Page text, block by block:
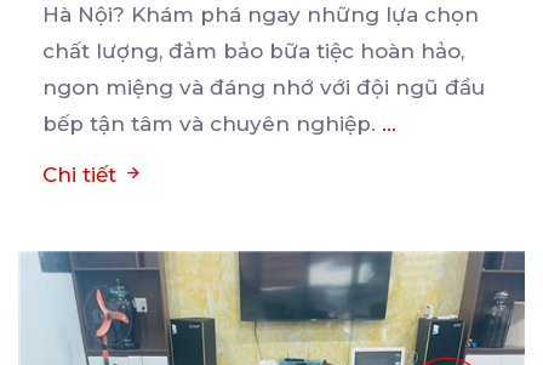
Hà Nội? Khám phá ngay những lựa chọn
chất lượng, đảm bảo bữa tiệc hoàn hảo,
ngon miệng và đáng nhớ với đội ngũ đầu
bếp tận tâm và chuyên nghiệp. ...
Chi tiết